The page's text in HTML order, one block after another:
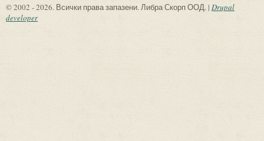
© 2002 - 2026. Всички права запазени. Либра Скорп ООД. | Drupal
developer